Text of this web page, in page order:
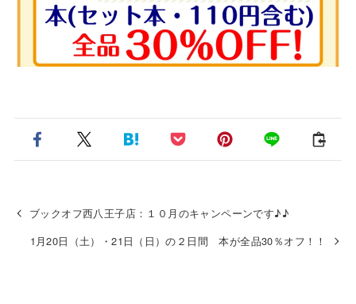
ブックオフ西八王子店：１０月のキャンペーンです♪♪
1月20日（土）・21日（日）の２日間 本が全品30％オフ！！